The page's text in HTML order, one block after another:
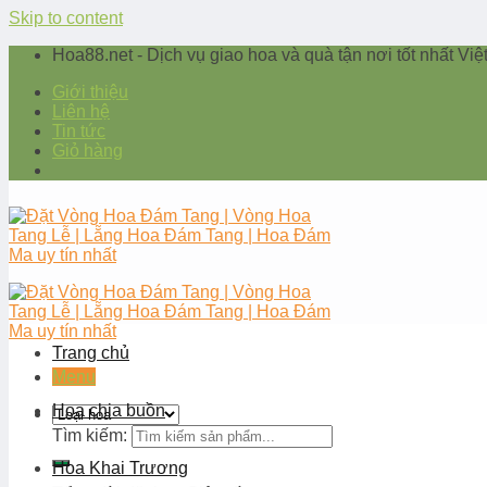
Skip to content
Hoa88.net - Dịch vụ giao hoa và quà tận nơi tốt nhất
Giới thiệu
Liên hệ
Tin tức
Giỏ hàng
Menu
Tìm kiếm:
Trang chủ
Hoa chia buồn
Hoa Khai Trương